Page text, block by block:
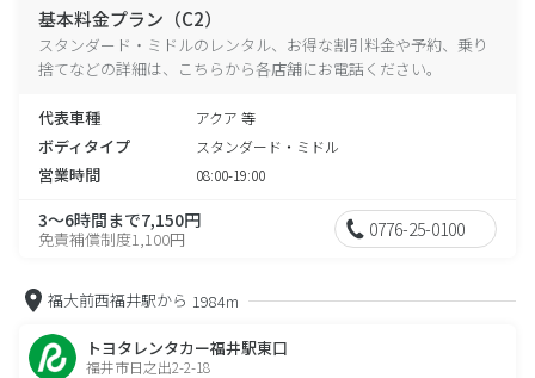
基本料金プラン（C2）
スタンダード・ミドルのレンタル、お得な割引料金や予約、乗り
捨てなどの詳細は、こちらから各店舗にお電話ください。
代表車種 アクア 等
ボディタイプ スタンダード・ミドル
営業時間 08:00-19:00
3～6時間まで7,150円
免責補償制度1,100円 0776-25-0100
福大前西福井駅から 1984m
トヨタレンタカー福井駅東口
福井市日之出2-2-18